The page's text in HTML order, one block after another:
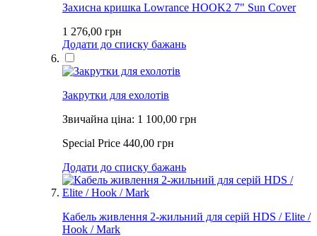
Захисна кришка Lowrance HOOK2 7" Sun Cover
1 276,00 грн
Додати до списку бажань
Закрутки для ехолотів
Звичайна ціна: 1 100,00 грн
Special Price 440,00 грн
Додати до списку бажань
Кабель живлення 2-жильний для серій HDS / Elite /
Hook / Mark